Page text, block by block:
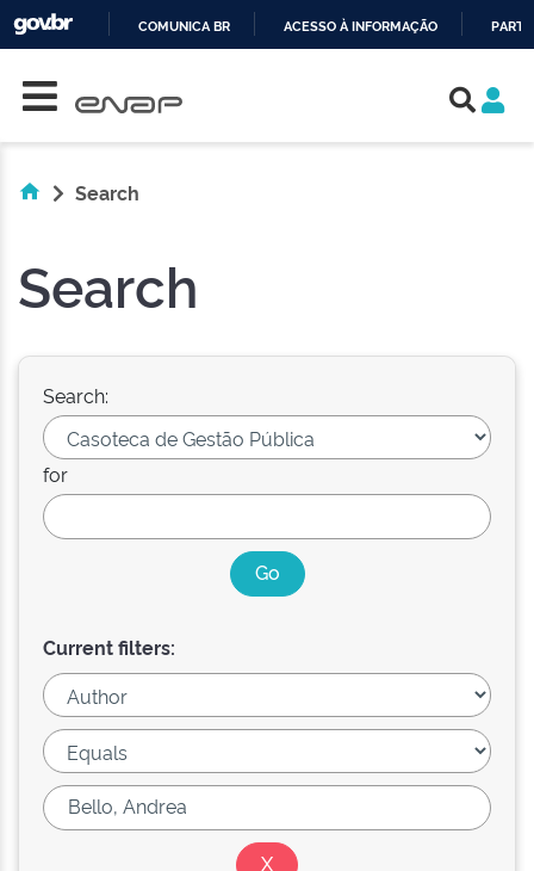
COMUNICA BR ACESSO À INFORMAÇÃO
Search
Search
Search:
for
Current filters: